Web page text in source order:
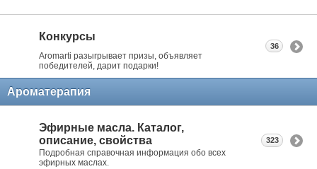
Конкурсы
Aromarti разыгрывает призы, объявляет
победителей, дарит подарки!
36
Ароматерапия
Эфирные масла. Каталог,
описание, свойства
Подробная справочная информация обо всех
эфирных маслах.
323